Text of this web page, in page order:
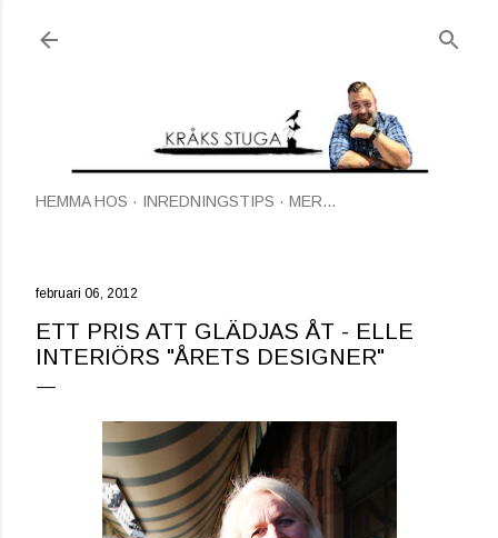
HEMMA HOS INREDNINGSTIPS MER…
februari 06, 2012
ETT PRIS ATT GLÄDJAS ÅT - ELLE
INTERIÖRS "ÅRETS DESIGNER"